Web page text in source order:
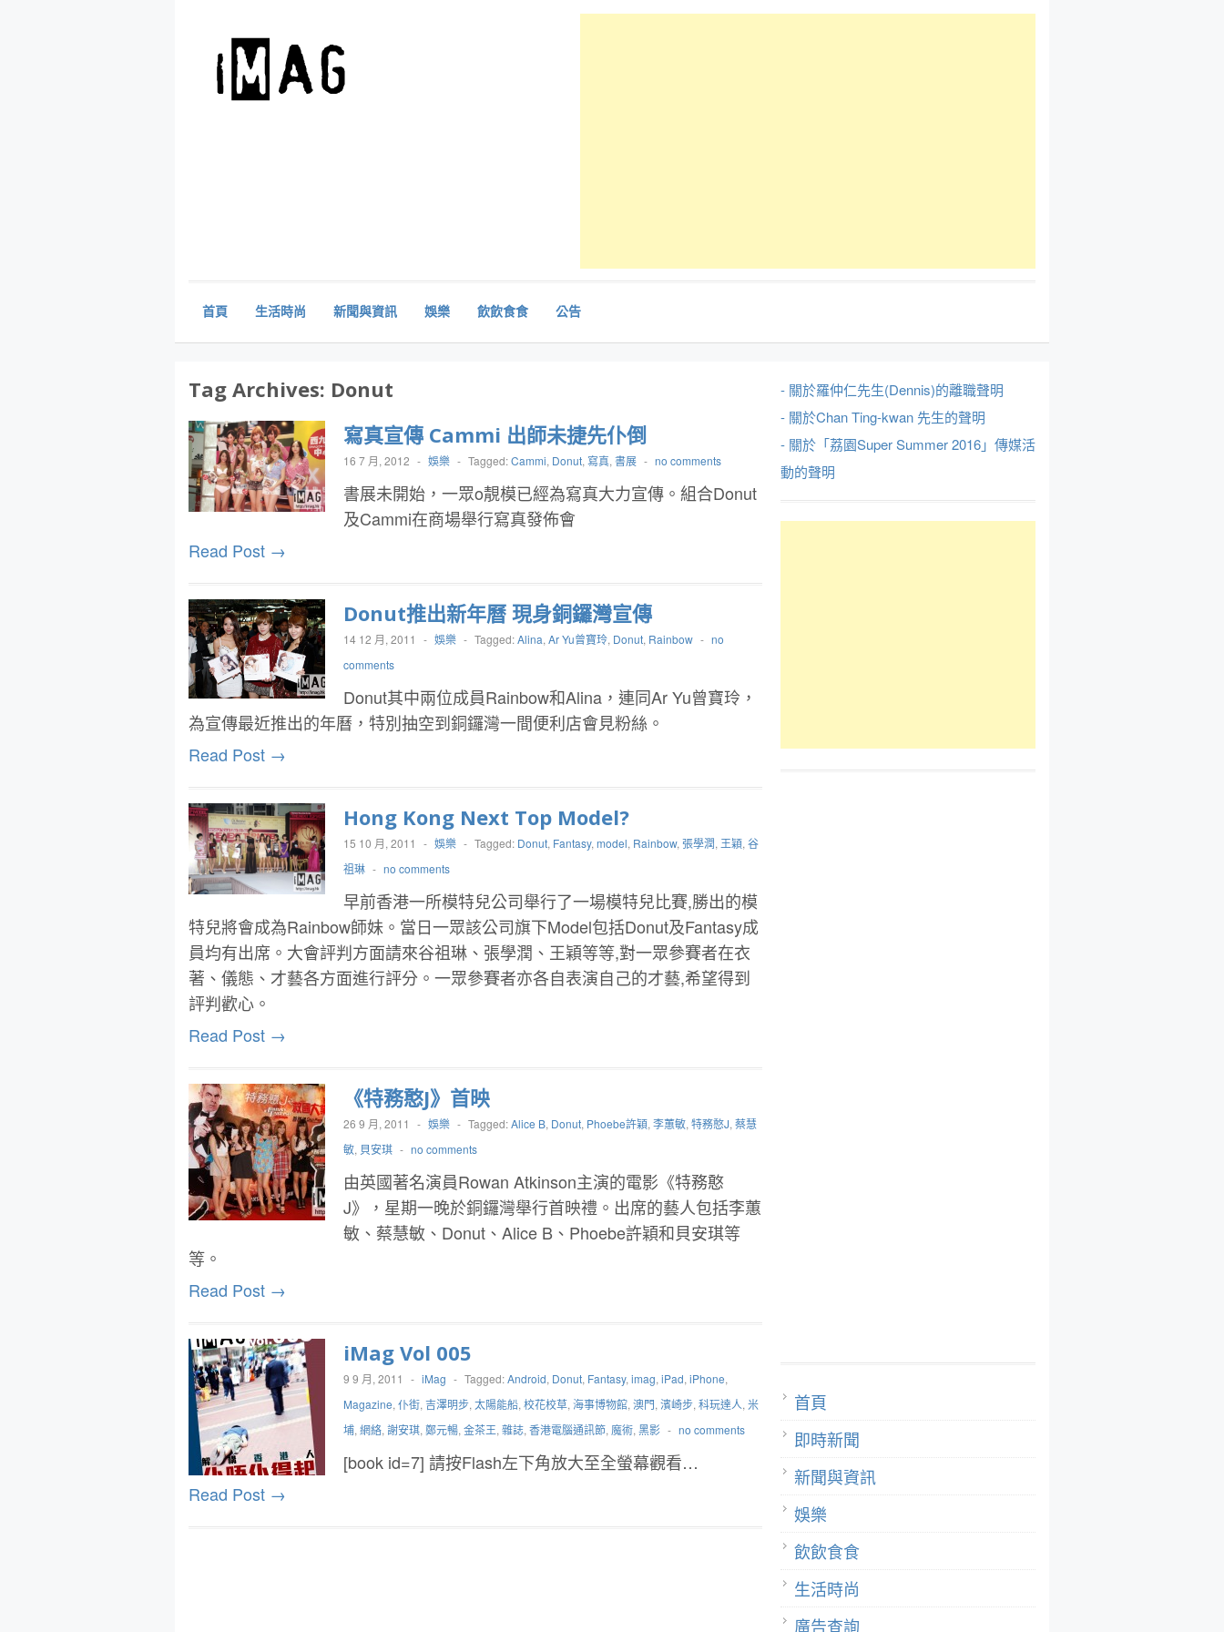
首頁 生活時尚 新聞與資訊 娛樂 飲飲食食 公告
Tag Archives: Donut
寫真宣傳 Cammi 出師未捷先仆倒
16 7 月, 2012 - 娛樂 - Tagged:Cammi, Donut, 寫真, 書展 - no comments
書展未開始，一眾o靚模已經為寫真大力宣傳。組合Donut
及Cammi在商場舉行寫真發佈會
Read Post →
Donut推出新年曆 現身銅鑼灣宣傳
14 12 月, 2011 - 娛樂 - Tagged:Alina, Ar Yu曾寶玲, Donut, Rainbow - no
comments
Donut其中兩位成員Rainbow和Alina，連同Ar Yu曾寶玲，
為宣傳最近推出的年曆，特別抽空到銅鑼灣一間便利店會見粉絲。
Read Post →
Hong Kong Next Top Model?
15 10 月, 2011 - 娛樂 - Tagged: Donut, Fantasy, model, Rainbow, 張學潤, 王穎, 谷
祖琳 - no comments
早前香港一所模特兒公司舉行了一場模特兒比賽,勝出的模
特兒將會成為Rainbow師妹。當日一眾該公司旗下Model包括Donut及Fantasy成
員均有出席。大會評判方面請來谷祖琳、張學潤、王穎等等,對一眾參賽者在衣
著、儀態、才藝各方面進行評分。一眾參賽者亦各自表演自己的才藝,希望得到
評判歡心。
Read Post →
《特務憨J》首映
26 9 月, 2011 - 娛樂 - Tagged:Alice B, Donut, Phoebe許穎, 李蕙敏, 特務憨J, 蔡慧
敏, 貝安琪 - no comments
由英國著名演員Rowan Atkinson主演的電影《特務憨
J》，星期一晚於銅鑼灣舉行首映禮。出席的藝人包括李蕙
敏、蔡慧敏、Donut、Alice B、Phoebe許穎和貝安琪等
等。
Read Post →
iMag Vol 005
9 9 月, 2011 - iMag - Tagged:Android, Donut, Fantasy, imag, iPad, iPhone,
Magazine, 仆街, 吉澤明步, 太陽能船, 校花校草, 海事博物館, 澳門, 濱崎步, 科玩達人, 米
埔, 網絡, 謝安琪, 鄭元暢, 金茶王, 雜誌, 香港電腦通訊節, 魔術, 黑影 - no comments
[book id=7] 請按Flash左下角放大至全螢幕觀看…
Read Post →
- 關於羅仲仁先生(Dennis)的離職聲明
- 關於Chan Ting-kwan 先生的聲明
- 關於「荔園Super Summer 2016」傳媒活
動的聲明
首頁
即時新聞
新聞與資訊
娛樂
飲飲食食
生活時尚
廣告查詢